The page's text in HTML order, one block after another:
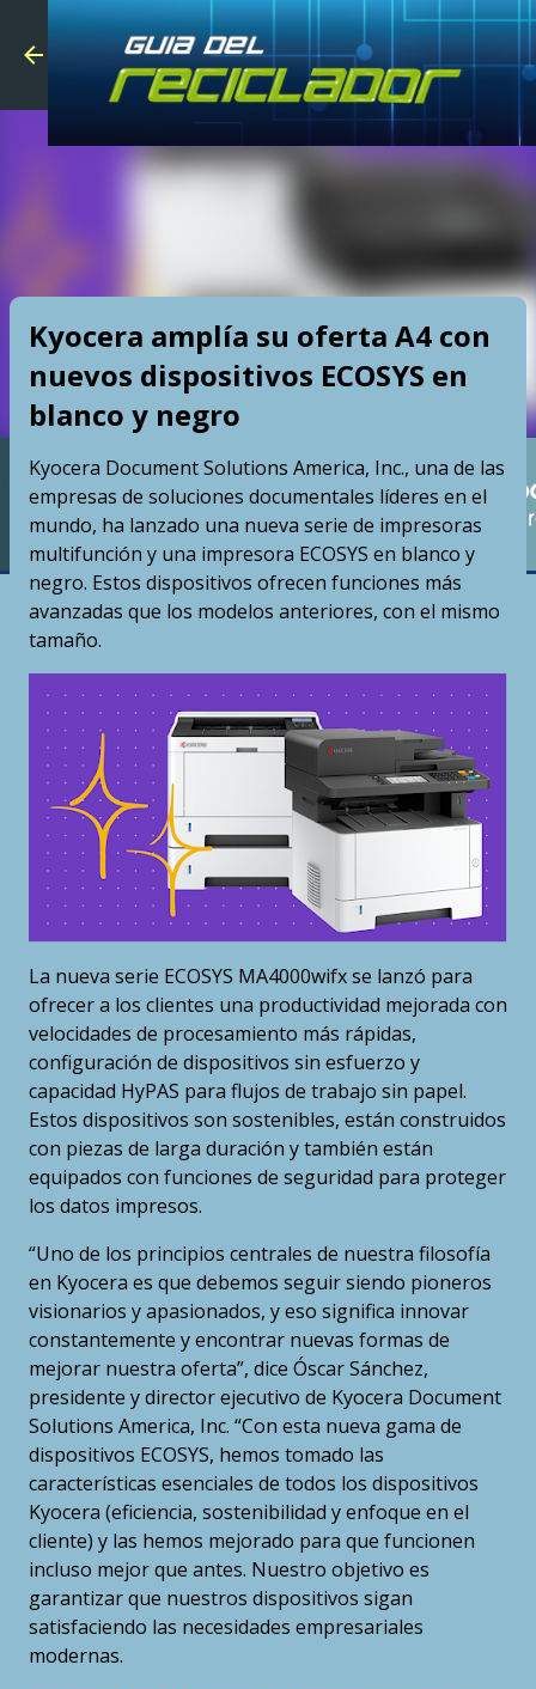
Skip to
Kyocera amplía su oferta A4 con
nuevos dispositivos ECOSYS en
blanco y negro
Kyocera Document Solutions America, Inc., una de las
empresas de soluciones documentales líderes en el
mundo, ha lanzado una nueva serie de impresoras
multifunción y una impresora ECOSYS en blanco y
negro. Estos dispositivos ofrecen funciones más
avanzadas que los modelos anteriores, con el mismo
tamaño.
La nueva serie ECOSYS MA4000wifx se lanzó para
ofrecer a los clientes una productividad mejorada con
velocidades de procesamiento más rápidas,
configuración de dispositivos sin esfuerzo y
capacidad HyPAS para flujos de trabajo sin papel.
Estos dispositivos son sostenibles, están construidos
con piezas de larga duración y también están
equipados con funciones de seguridad para proteger
los datos impresos.
“Uno de los principios centrales de nuestra filosofía
en Kyocera es que debemos seguir siendo pioneros
visionarios y apasionados, y eso significa innovar
constantemente y encontrar nuevas formas de
mejorar nuestra oferta”, dice Óscar Sánchez,
presidente y director ejecutivo de Kyocera Document
Solutions America, Inc. “Con esta nueva gama de
dispositivos ECOSYS, hemos tomado las
características esenciales de todos los dispositivos
Kyocera (eficiencia, sostenibilidad y enfoque en el
cliente) y las hemos mejorado para que funcionen
incluso mejor que antes. Nuestro objetivo es
garantizar que nuestros dispositivos sigan
satisfaciendo las necesidades empresariales
modernas.